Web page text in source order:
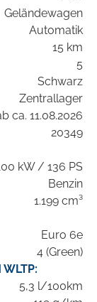
Geländewagen
Automatik
15 km
5
Schwarz
Zentrallager
ca. 11.08.2026
20349
kW / 136 PS
Benzin
1.199 cm³
Euro 6e
4 (Green)
5,3 l/100km